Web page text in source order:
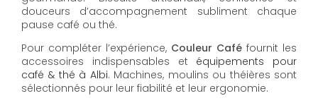
douceurs d’accompagnement subliment chaque
pause café ou thé.
Pour compléter l’expérience, Couleur Café fournit les
accessoires indispensables et équipements pour
café & thé à Albi. Machines, moulins ou théières sont
sélectionnés pour leur fiabilité et leur ergonomie.